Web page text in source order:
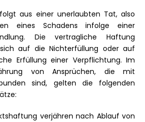
aus einer unerlaubten Tat, also
eines Schadens infolge einer
Die vertragliche Haftung
auf die Nichterfüllung oder auf
Erfüllung einer Verpflichtung. Im
von Ansprüchen, die mit
sind, gelten die folgenden
verjähren nach Ablauf von